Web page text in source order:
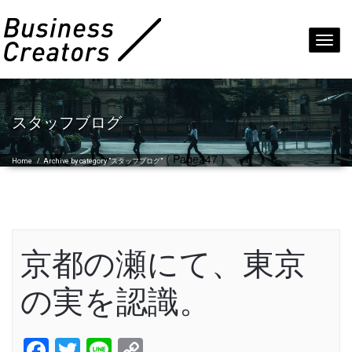
スタッフブログ
Home /Archive by category "スタッフブログ"( Page247 )
京都の瀬にて、東京
の実を認識。